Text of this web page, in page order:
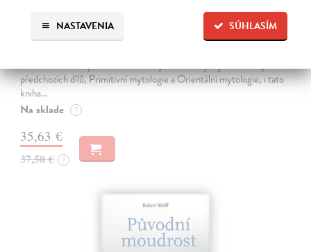
SÚHLASÍM
NASTAVENIA
Masky bohů 3. Mýty Západu
Campbell Joseph| Kniha
monumentální čtyřdílné série Masky bohů a stejně jako nová vydání
předchozích dílů, Primitivní mytologie a Orientální mytologie, i tato
kniha…
Na sklade ?
35,63 €
37,50 € ?